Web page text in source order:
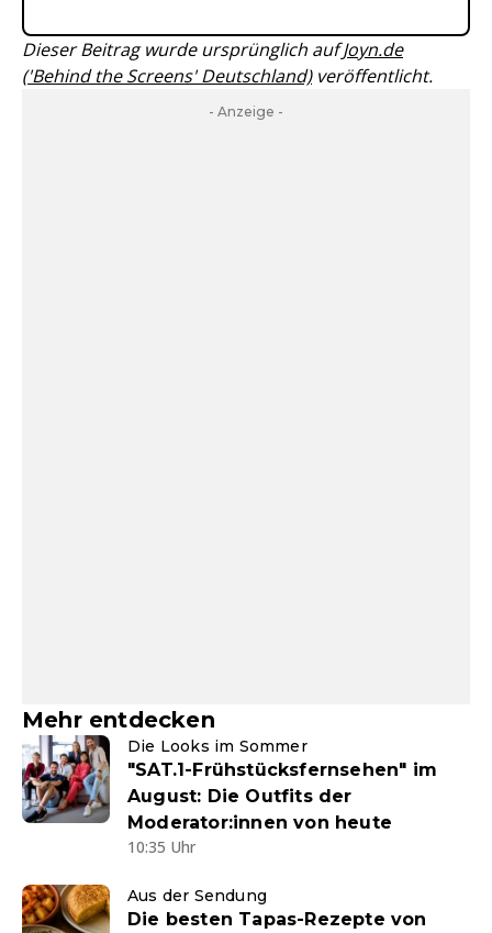
Dieser Beitrag wurde ursprünglich aufJoyn.de
('Behind the Screens' Deutschland)veröffentlicht.
- Anzeige -
Mehr entdecken
Die Looks im Sommer
"SAT.1-Frühstücksfernsehen" im
August: Die Outfits der
Moderator:innen von heute
10:35 Uhr
Aus der Sendung
Die besten Tapas-Rezepte von